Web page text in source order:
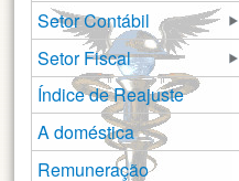
Setor Contábil
Setor Fiscal
Índice de Reajuste
A doméstica
Remuneração